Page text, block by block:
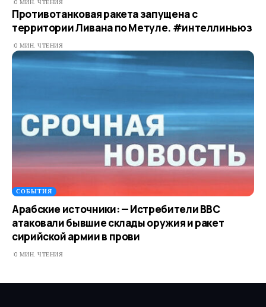
0 МИН. ЧТЕНИЯ
Противотанковая ракета запущена с
территории Ливана по Метуле. #интеллиньюз​
0 МИН. ЧТЕНИЯ
СОБЫТИЯ
Арабские источники: — Истребители ВВС
атаковали бывшие склады оружия и ракет
сирийской армии в прови
0 МИН. ЧТЕНИЯ